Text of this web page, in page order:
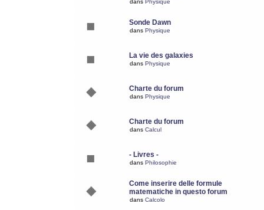
dans Physique
Sonde Dawn
dans Physique
La vie des galaxies
dans Physique
Charte du forum
dans Physique
Charte du forum
dans Calcul
- Livres -
dans Philosophie
Come inserire delle formule
matematiche in questo forum
dans Calcolo